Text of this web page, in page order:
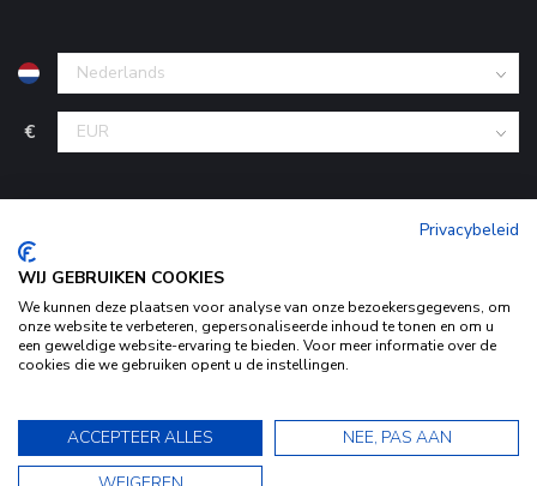
€
© Copyright 2026 KofferStunter- Powered byLightspeed-
Begingoed.nl design
Privacybeleid
WIJ GEBRUIKEN COOKIES
We kunnen deze plaatsen voor analyse van onze bezoekersgegevens, om
onze website te verbeteren, gepersonaliseerde inhoud te tonen en om u
een geweldige website-ervaring te bieden. Voor meer informatie over de
cookies die we gebruiken opent u de instellingen.
ACCEPTEER ALLES
NEE, PAS AAN
gebruik van cookies om onze website te verbeteren.
Dit bericht verbergen
9.5